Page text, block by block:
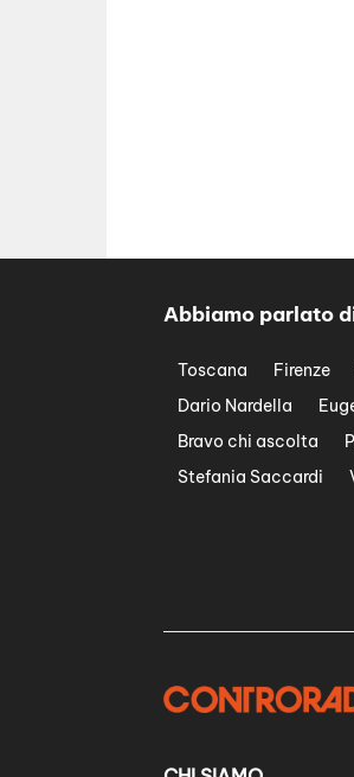
Abbiamo parlato
Toscana Firenze
Dario Nardella
Bravo chi ascolta
Stefania Saccardi